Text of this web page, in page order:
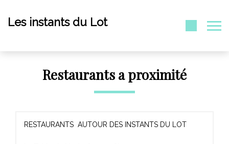
Les instants du Lot
Restaurants a proximité
RESTAURANTS AUTOUR DES INSTANTS DU LOT